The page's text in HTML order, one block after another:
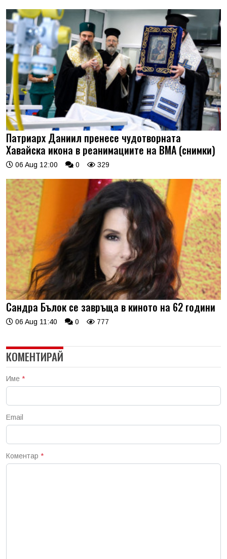
Патриарх Даниил пренесе чудотворната
Хавайска икона в реанимациите на ВМА (снимки)
06 Aug 12:00 0 329
Сандра Бълок се завръща в киното на 62 години
06 Aug 11:40 0 777
КОМЕНТИРАЙ
Име *
Email
Коментар *